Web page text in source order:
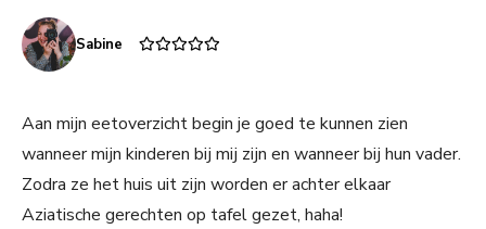
Sabine
Aan mijn eetoverzicht begin je goed te kunnen zien
wanneer mijn kinderen bij mij zijn en wanneer bij hun vader.
Zodra ze het huis uit zijn worden er achter elkaar
Aziatische gerechten op tafel gezet, haha!